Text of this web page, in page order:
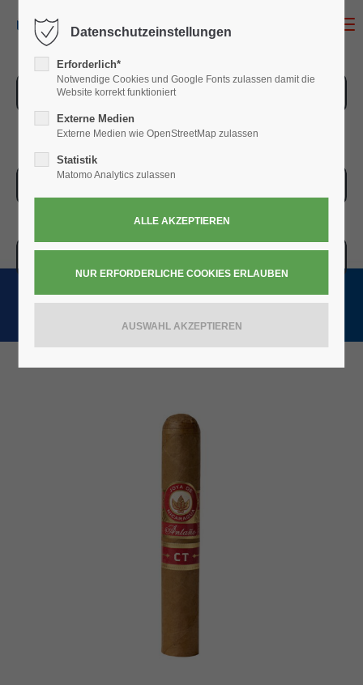
ZUR ÜBERSICHT
Datenschutzeinstellungen
Erforderlich*
Notwendige Cookies und Google Fonts zulassen damit die
Website korrekt funktioniert
Externe Medien
Externe Medien wie OpenStreetMap zulassen
Statistik
Matomo Analytics zulassen